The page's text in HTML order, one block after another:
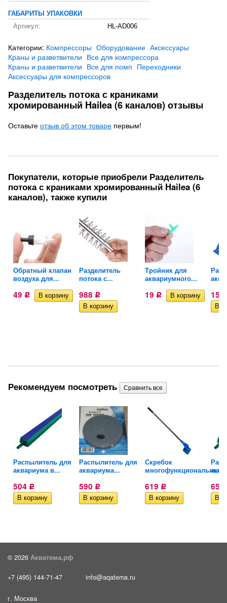
ГАБАРИТЫ УПАКОВКИ
Артикул:
HL-AD006
Категории: Компрессоры Оборудование Аксессуары
Краны и разветвители Все для компрессора
Краны и разветвители Все для помп Переходники
Аксессуары для компрессоров
Разделитель потока с краниками
хромированный Hailea (6 каналов) отзывы
Оставьте отзыв об этом товаре первым!
Покупатели, которые приобрели Разделитель
потока с краниками хромированный Hailea (6
каналов), также купили
Обратный клапан
воздуха для...
49 Р
Разделитель
потока с...
988 Р
Тройник для
аквариумного...
19 Р 157
Рекомендуем посмотреть
Распылитель для
аквариума в...
504 Р
Распылитель для
аквариума...
590 Р
Скребок
619 Р 654
© 2026 Акватема.рф
+7 (495) 144-71-47 info@aqatema.ru
г. Москва